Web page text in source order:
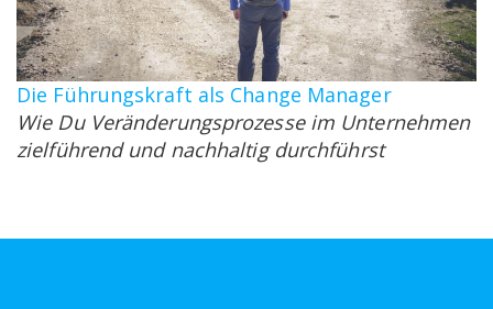
Die Führungskraft als Change Manager
Wie Du Veränderungsprozesse im Unternehmen
zielführend und nachhaltig durchführst